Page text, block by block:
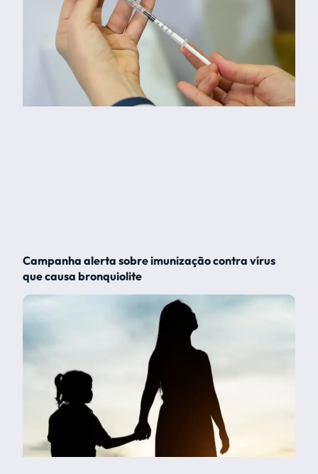
Campanha alerta sobre imunização contra vírus
que causa bronquiolite